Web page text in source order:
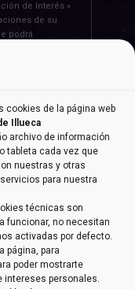
cookies de la página web
Illueca
archivo de información
tableta cada vez que
nuestras y otras
para nuestra
técnicas son
funcionar, no necesitan
activadas por defecto.
página, para
poder mostrarte
intereses personales.
de Interés »
de su
podrá
previo,
/ Destinatarios »
nuestra
podrá tener
pedimos /
información
tal y
“POLÍTICA
/ Datos de